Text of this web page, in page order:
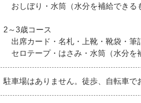
おしぼり・水筒（水分を補給できる
2～3歳コース
出席カード・名札・上靴・靴袋・筆
セロテープ・はさみ・水筒（水分を
駐車場はありません。徒歩、自転車で